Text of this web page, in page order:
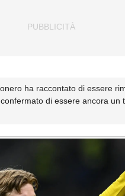
ha raccontato di essere
di essere ancora un